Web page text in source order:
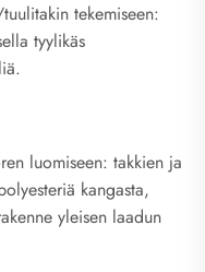
tekemiseen:
tyylikäs
luomiseen: takkien ja
kangasta,
yleisen laadun